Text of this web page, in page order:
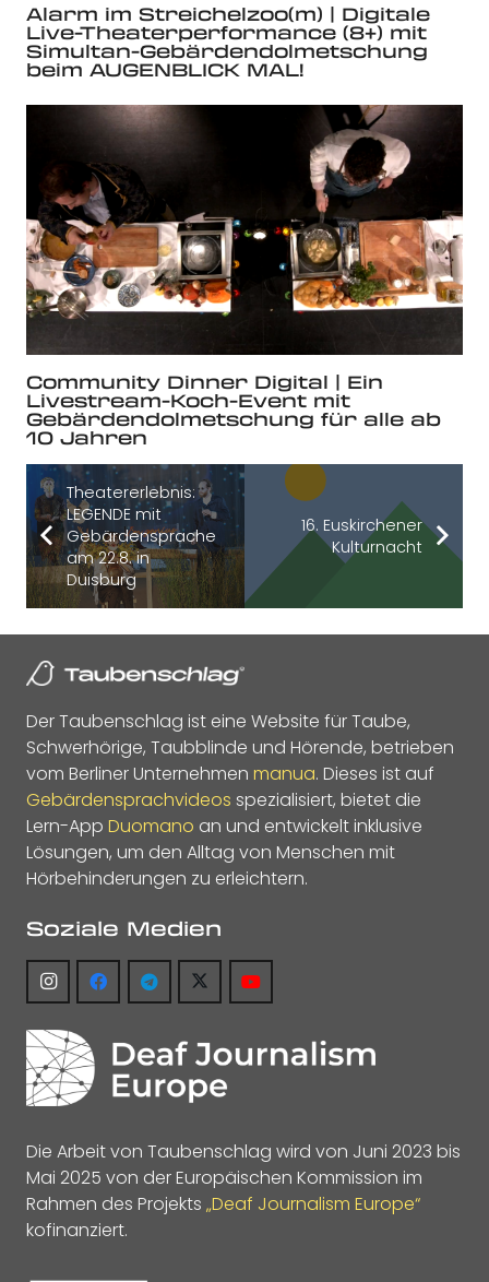
Alarm im Streichelzoo(m) | Digitale
Live-Theaterperformance (8+) mit
Simultan-Gebärdendolmetschung
beim AUGENBLICK MAL!
Community Dinner Digital | Ein
Livestream-Koch-Event mit
Gebärdendolmetschung für alle ab
10 Jahren
Theatererlebnis:
LEGENDE mit
Gebärdensprache
am 22.8. in
Duisburg
16. Euskirchener
Kulturnacht
Der Taubenschlag ist eine Website für Taube,
Schwerhörige, Taubblinde und Hörende, betrieben
vom Berliner Unternehmen manua. Dieses ist auf
Gebärdensprachvideos spezialisiert, bietet die
Lern-App Duomano an und entwickelt inklusive
Lösungen, um den Alltag von Menschen mit
Hörbehinderungen zu erleichtern.
Soziale Medien
Die Arbeit von Taubenschlag wird von Juni 2023 bis
Mai 2025 von der Europäischen Kommission im
Rahmen des Projekts „Deaf Journalism Europe“
kofinanziert.